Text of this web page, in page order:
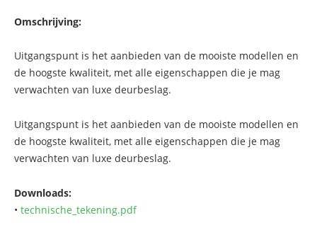
Omschrijving:
Uitgangspunt is het aanbieden van de mooiste modellen en
de hoogste kwaliteit, met alle eigenschappen die je mag
verwachten van luxe deurbeslag.
Uitgangspunt is het aanbieden van de mooiste modellen en
de hoogste kwaliteit, met alle eigenschappen die je mag
verwachten van luxe deurbeslag.
Downloads:
• technische_tekening.pdf